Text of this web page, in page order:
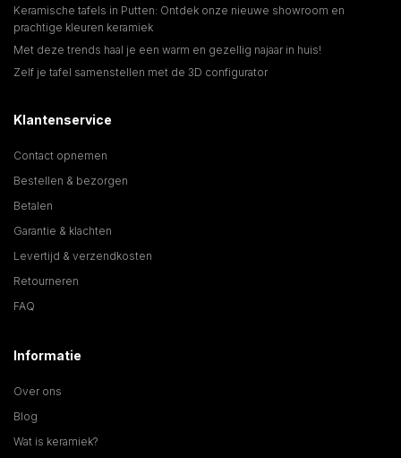
Keramische tafels in Putten: Ontdek onze nieuwe showroom en
prachtige kleuren keramiek
Met deze trends haal je een warm en gezellig najaar in huis!
Zelf je tafel samenstellen met de 3D configurator
Klantenservice
Contact opnemen
Bestellen & bezorgen
Betalen
Garantie & klachten
Levertijd & verzendkosten
Retourneren
FAQ
Informatie
Over ons
Blog
Wat is keramiek?